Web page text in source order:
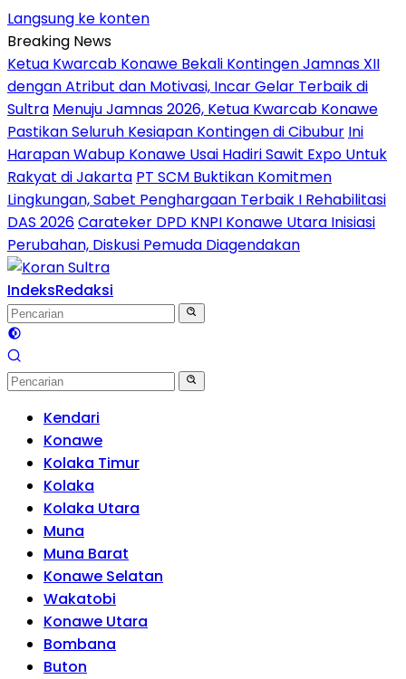
Langsung ke konten
Breaking News
Ketua Kwarcab Konawe Bekali Kontingen Jamnas XII
dengan Atribut dan Motivasi, Incar Gelar Terbaik di
Sultra Menuju Jamnas 2026, Ketua Kwarcab Konawe
Pastikan Seluruh Kesiapan Kontingen di Cibubur Ini
Harapan Wabup Konawe Usai Hadiri Sawit Expo Untuk
Rakyat di Jakarta PT SCM Buktikan Komitmen
Lingkungan, Sabet Penghargaan Terbaik I Rehabilitasi
DAS 2026Carateker DPD KNPI Konawe Utara Inisiasi
Perubahan, Diskusi Pemuda Diagendakan
IndeksRedaksi
Kendari
Konawe
Kolaka Timur
Kolaka
Kolaka Utara
Muna
Muna Barat
Konawe Selatan
Wakatobi
Konawe Utara
Bombana
Buton